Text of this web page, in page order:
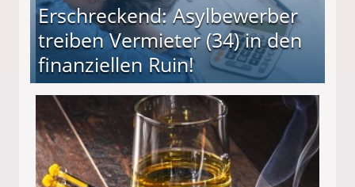
Erschreckend: Asylbewerber
treiben Vermieter (34) in den
finanziellen Ruin!
(34) in den finanziellen Ruin!